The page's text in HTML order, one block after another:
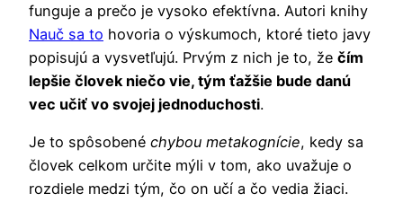
funguje a prečo je vysoko efektívna. Autori knihy
Nauč sa to hovoria o výskumoch, ktoré tieto javy
popisujú a vysvetľujú. Prvým z nich je to, že čím
lepšie človek niečo vie, tým ťažšie bude danú
vec učiť vo svojej jednoduchosti.
Je to spôsobené chybou metakognície, kedy sa
človek celkom určite mýli v tom, ako uvažuje o
rozdiele medzi tým, čo on učí a čo vedia žiaci.